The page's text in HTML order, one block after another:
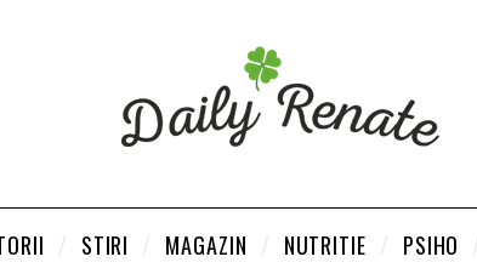
STIRI MAGAZIN NUTRITIE PSIHO